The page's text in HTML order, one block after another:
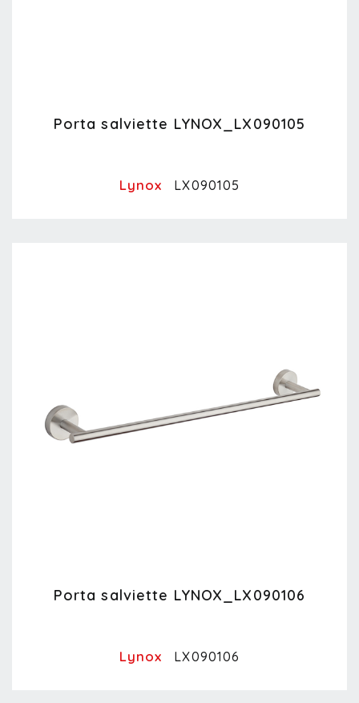
Porta salviette LYNOX_LX090105
Lynox LX090105
Porta salviette LYNOX_LX090106
Lynox LX090106